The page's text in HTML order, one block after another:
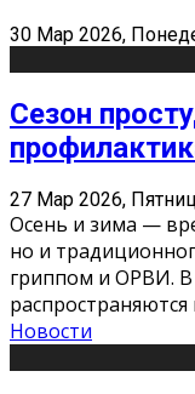
30 Мар 2026,
Сезон
27 Мар 2026,
Осень и зима —
но и
гриппом и ОРВИ. В
распространяются
Новости